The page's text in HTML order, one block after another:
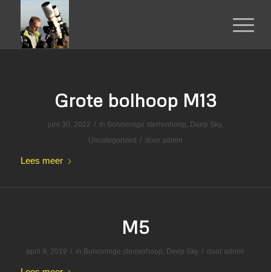
Grote bolhoop M13
juni 30, 2022 / in Bolvormige sterrenhoop, Deep Sky,
Uncategorized / door admin
Lees meer
M5
april 9, 2019 / in Bolvormige sterrenhoop, Deep Sky / door admin